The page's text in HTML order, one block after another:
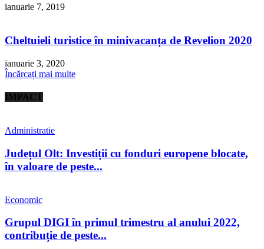
ianuarie 7, 2019
Cheltuieli turistice în minivacanța de Revelion 2020
ianuarie 3, 2020
Încărcați mai multe
IMPACT
Administratie
Județul Olt: Investiții cu fonduri europene blocate,
în valoare de peste...
Economic
Grupul DIGI în primul trimestru al anului 2022,
contribuție de peste...